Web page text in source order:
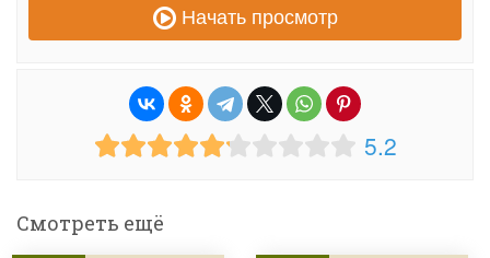
Начать просмотр
5.2
Смотреть ещё